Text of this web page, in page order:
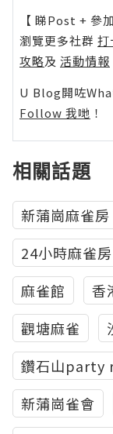
【 睇Post + 參
瀏覽更多社群 打
攻略及 活動情報
U Blog開咗
Follow 我哋 ！
相關話題
新蒲崗麻雀房
24小時麻雀房
麻雀館
香
觀塘麻雀
鑽石山party
新蒲崗雀會